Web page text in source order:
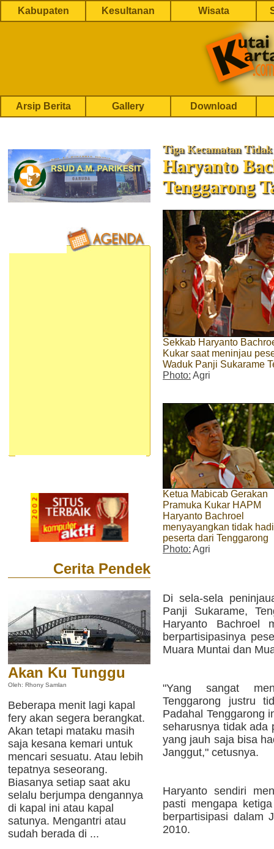
Kabupaten Kesultanan Wisata
Arsip Berita Gallery Download
Cerita Pendek
Akan Ku Tunggu
Oleh: Rhony Samlan
Beberapa menit lagi kapal
fery akan segera berangkat.
Akan tetapi mataku masih
saja kesana kemari untuk
mencari sesuatu. Atau lebih
tepatnya seseorang.
Biasanya setiap saat aku
selalu berjumpa dengannya
di kapal ini atau kapal
satunya. Mengantri atau
sudah berada di ...
Tiga Kecamatan
Haryanto
Tenggarong
Sekkab Haryanto
Kukar saat meninjau
Waduk Panji Sukarame
Photo: Agri
Ketua Mabicab Gerakan
Pramuka Kukar HAPM
Haryanto Bachroel
menyayangkan tidak
peserta dari Tenggarong
Photo: Agri
Di sela-sela
Panji Sukarame,
Haryanto Bachroel
berpartisipasinya
Muara Muntai dan
"Yang sangat
Tenggarong justru
Padahal Tenggarong
seharusnya tidak ada
yang jauh saja bisa
Janggut," cetusnya.
Haryanto sendiri
pasti mengapa
berpartisipasi dalam
2010.